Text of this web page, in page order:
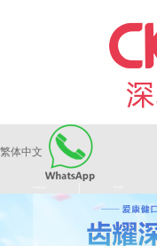
繁体中文